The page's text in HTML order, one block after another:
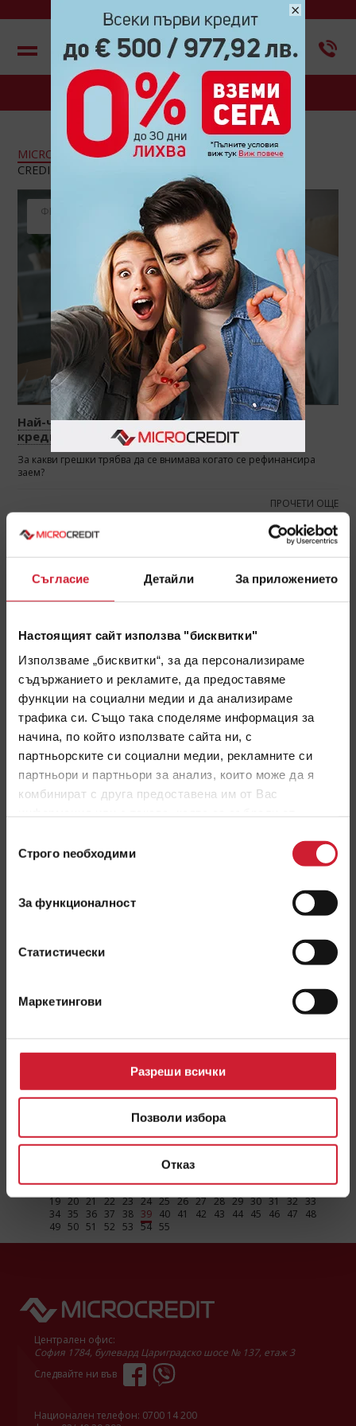
Съгласие Детайли За приложението
Настоящият сайт използва "бисквитки"
Използваме „бисквитки“, за да персонализираме
съдържанието и рекламите, да предоставяме
функции на социални медии и да анализираме
трафика си. Също така споделяме информация за
начина, по който използвате сайта ни, с
партньорските си социални медии, рекламните си
партньори и партньори за анализ, които може да я
комбинират с друга предоставена им от Вас
наСтрого nеобходими
За функционалност
Статистически
Маркетингови
Разреши всички
Позволи избора
Отказ
Меню
×
БЛОГ
MICROCREDIT(163) CREDINET (43) CREDIGO(7)
CREDIHOME
ФЕВРУАРИ
Най-честите грешки при рефинансиране на
кредит
За какви грешки трябва да се внимава когато се рефинансира
заем?
ПРОЧЕТИ ОЩЕ
2021
Полезни съвети как да планираш семейния си
бюджет
Идеи как да планираш семейния си бюджет
Няколко съвета как да управлявате дълговете си
като богатите хора
1 2 3 4 5 6 7 8 9 10 11 12 13 14 15 16 17 18
19 20 21 22 23 24 25 26 27 28 29 30 31 32 33
34 35 36 37 38 39 40 41 42 43 44 45 46 47
48
49 50 51 52 53 54 55
Централен офис:
София 1784, булевард Цариградско шосе № 137, етаж 3
Следвайте ни във
Национален телефон: 0700 14 200